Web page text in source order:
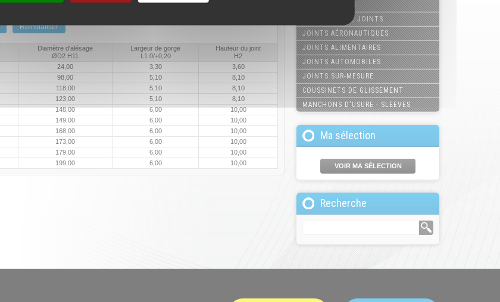
Diamètre d'alésage
ØD2 H11
Largeur de gorge
L1 0/+0,20
Hauteur du joint
H2
24,00 3,30
3,60
98,00 5,10
8,10
118,00 5,10
8,10
123,00 5,10
8,10
148,00 6,00
10,00
149,00 6,00
10,00
168,00 6,00
10,00
173,00 6,00
10,00
179,00 6,00
10,00
199,00 6,00 10,00
JOINTS USINÉS
POCHETTES DE JOINTS
JOINTS AÉRONAUTIQUES
JOINTS ALIMENTAIRES
JOINTS AUTOMOBILES
JOINTS SUR-MESURE
COUSSINETS DE GLISSEMENT
MANCHONS D'USURE - SLEEVES
Ma sélection
VOIR MA SÉLECTION
Recherche